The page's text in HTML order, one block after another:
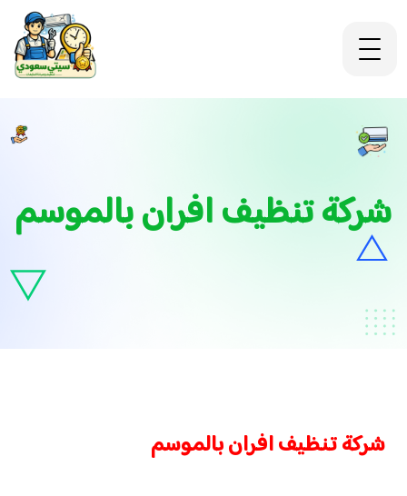
شركة تنظيف افران بالموسم
شركة تنظيف افران بالموسم